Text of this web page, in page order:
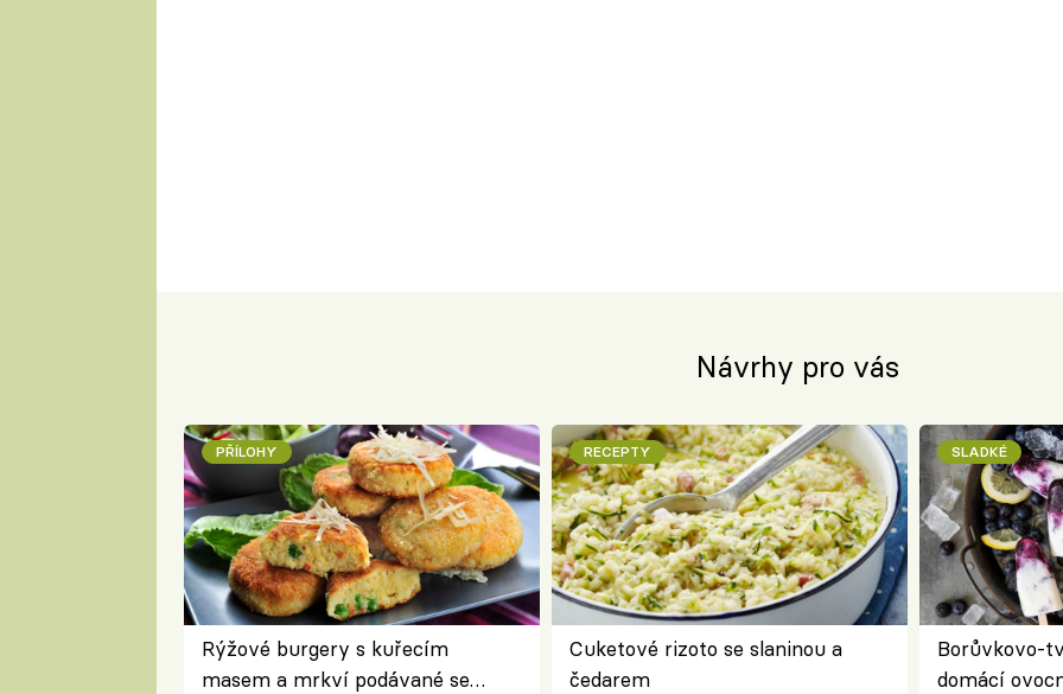
Návrhy pro vás
PŘÍLOHY
Rýžové burgery s kuřecím
masem a mrkví podávané se
RECEPTY
Cuketové rizoto se slaninou a
čedarem
SLADKÉ
Borůvkovo-
domácí